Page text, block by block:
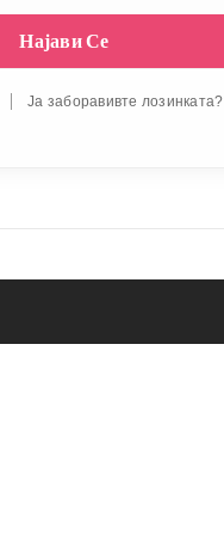
Ја заборавивте лозинката?